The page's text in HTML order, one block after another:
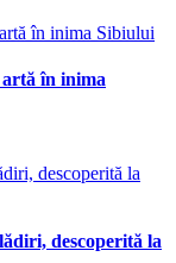
în inima
descoperită la